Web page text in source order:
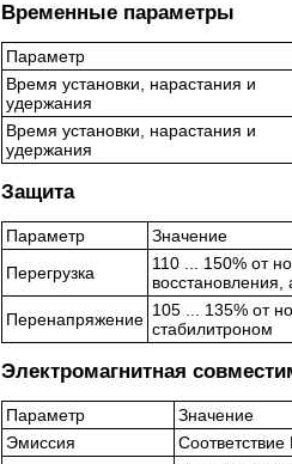
Временные параметры
Параметр
Время установки, нарастания и
удержания
Время установки, нарастания и
удержания
Защита
Параметр
Значение
Перегрузка
110 ... 150% от
восстановления,
Перенапряжение 105 ... 135% от
стабилитроном
Электромагнитная
Параметр
Значение
Эмиссия